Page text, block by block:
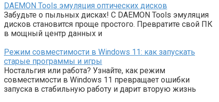
DAEMON Tools эмуляция оптических дисков
Забудьте о пыльных дисках! С DAEMON Tools эмуляция
дисков становится проще простого. Превратите свой ПК
в мощный центр данных и
Режим совместимости в Windows 11: как запускать
старые программы и игры
Ностальгия или работа? Узнайте, как режим
совместимости в Windows 11 превращает ошибки
запуска в стабильную работу и дарит вторую жизнь